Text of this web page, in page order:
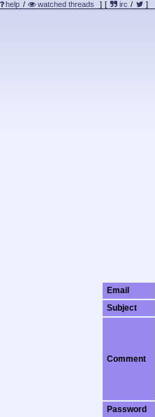
help / watched threads ] [ irc / ]
Email
Subject
Comment
Password